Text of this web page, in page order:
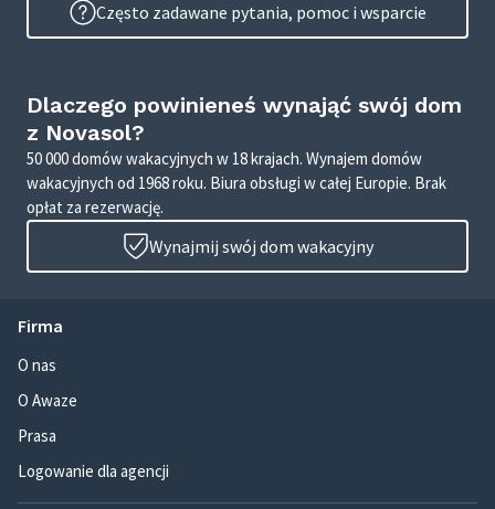
Często zadawane pytania, pomoc i wsparcie
Dlaczego powinieneś wynająć swój dom
z Novasol?
50 000 domów wakacyjnych w 18 krajach. Wynajem domów
wakacyjnych od 1968 roku. Biura obsługi w całej Europie. Brak
opłat za rezerwację.
Wynajmij swój dom wakacyjny
Firma
O nas
O Awaze
Prasa
Logowanie dla agencji